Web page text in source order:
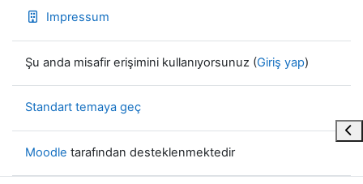
Impressum
Şu anda misafir erişimini kullanıyorsunuz (Giriş yap)
Standart temaya geç
Moodle tarafından desteklenmektedir